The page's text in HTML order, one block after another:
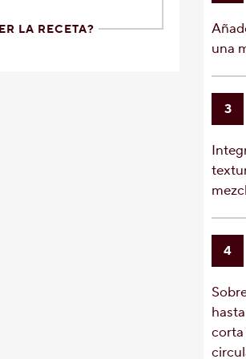
LA RECETA?
una
3
4
corta